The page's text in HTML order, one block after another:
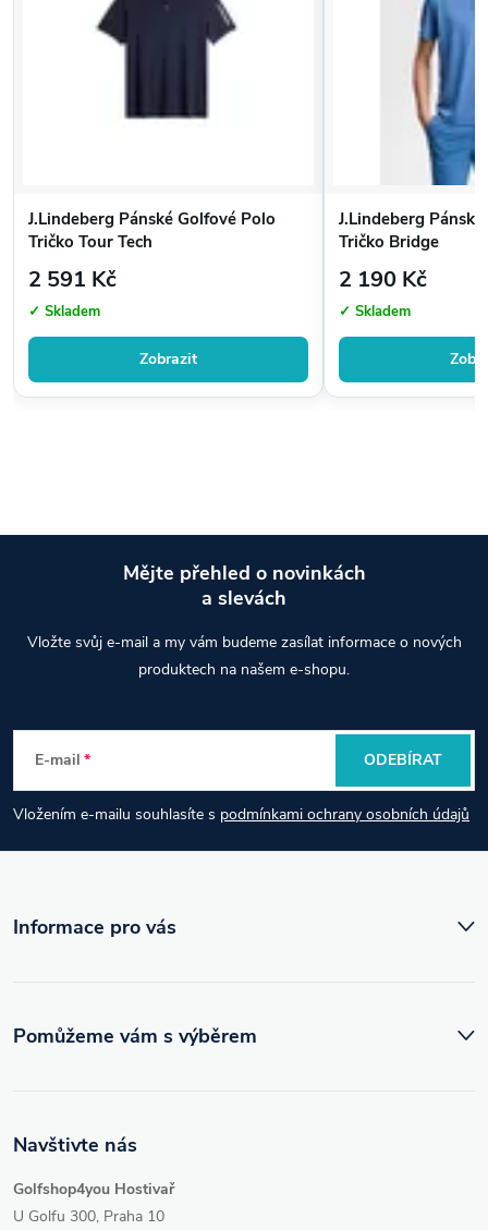
J.Lindeberg Pánské Golfové Polo
Tričko Tour Tech
2 591 Kč
✓ Skladem
Zobrazit
J.Lindeberg
Tričko Bridge
2 190 Kč
✓ Skladem
p
a
t
Mějte přehled o novinkách
a slevách
Vložte svůj e-mail a my vám budeme zasílat informace o nových
produktech na našem e-shopu.
E-mail
Vložením e-mailu souhlasíte s podmínkami ochrany osobních údajů
ODEBÍRAT
Informace pro vás
Navštivte nás
Golfshop4you Hostivař
U Golfu 300, Praha 10
Pomůžeme vám s výběrem